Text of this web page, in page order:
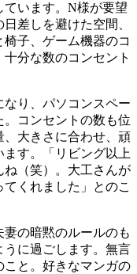
います。N様が要望
差しを避けた空間、
子、ゲーム機器のコ
分な数のコンセント
り、パソコンスペー
コンセントの数も位
大きさに合わせ、頑
す。「リビング以上
（笑）。大工さんが
くれました」とのこ
の暗黙のルールのも
うに過ごします。無言
と。好きなマンガの